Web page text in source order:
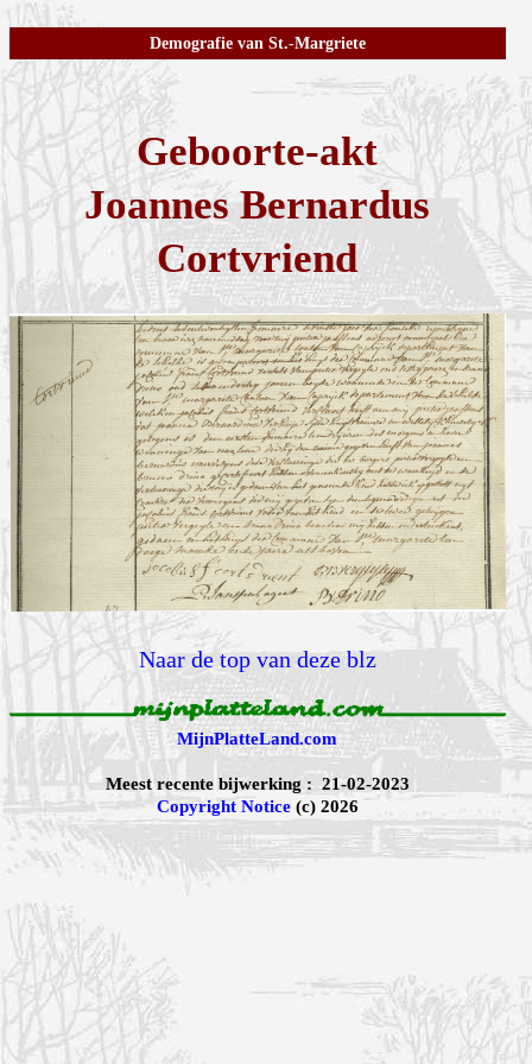
Demografie van St.-Margriete
Geboorte-akt
Joannes Bernardus
Cortvriend
Naar de top van deze blz
MijnPlatteLand.com
Meest recente bijwerking : 21-02-2023
Copyright Notice(c) 2026